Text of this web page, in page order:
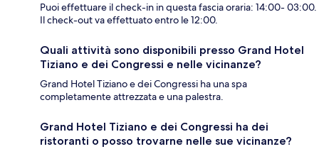
Puoi effettuare il check-in in questa fascia oraria: 14:00- 03:00.
Il check-out va effettuato entro le 12:00.
Quali attività sono disponibili presso Grand Hotel
Tiziano e dei Congressi e nelle vicinanze?
Grand Hotel Tiziano e dei Congressi ha una spa
completamente attrezzata e una palestra.
Grand Hotel Tiziano e dei Congressi ha dei
ristoranti o posso trovarne nelle sue vicinanze?